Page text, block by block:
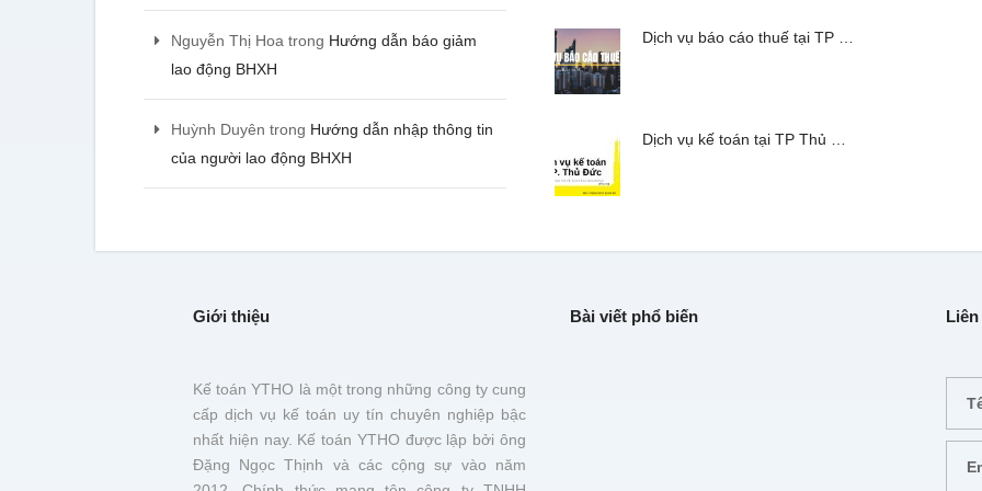
Nguyễn Thị Hoa trong Hướng dẫn báo giảm
lao động BHXH
Huỳnh Duyên trong Hướng dẫn nhập thông tin
của người lao động BHXH
Dịch vụ báo cáo thuế tại TP …
Dịch vụ kế toán tại TP Thủ …
Giới thiệu
Kế toán YTHO là một trong những công ty cung
cấp dịch vụ kế toán uy tín chuyên nghiệp bậc
nhất hiện nay. Kế toán YTHO được lập bởi ông
Đặng Ngọc Thịnh và các cộng sự vào năm
Bài viết phổ biến Liên